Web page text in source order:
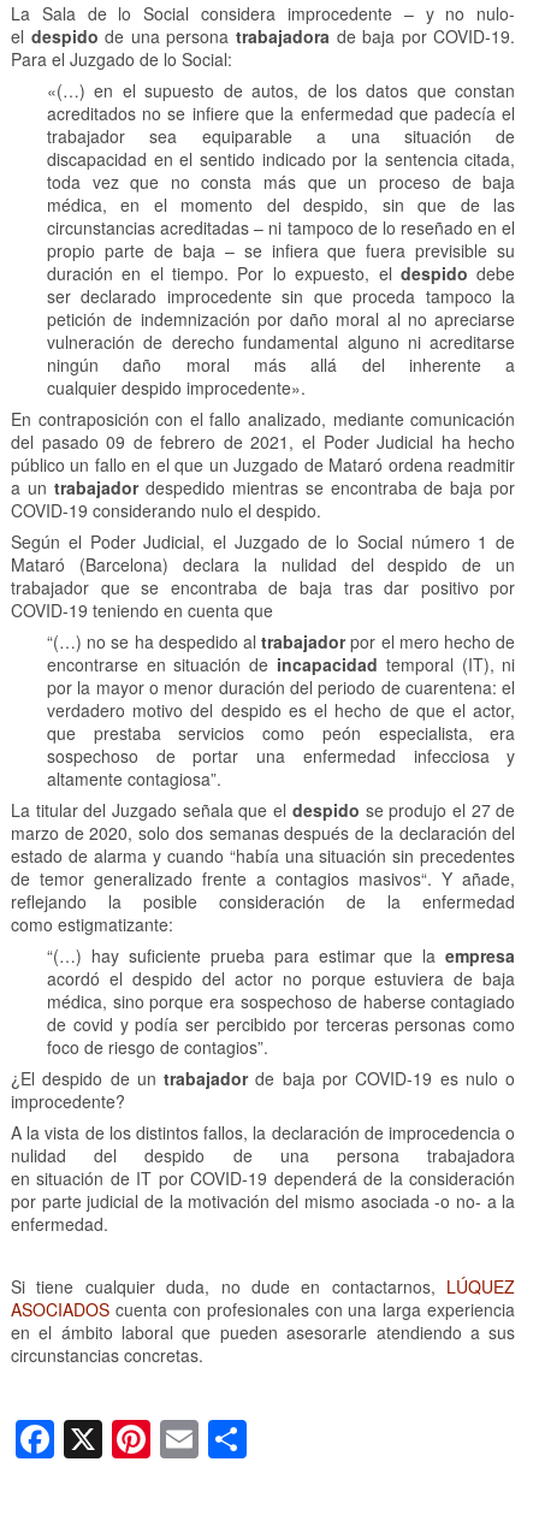
La Sala de lo Social considera improcedente – y no nulo-
el despido de una persona trabajadorade baja por COVID-19.
Para el Juzgado de lo Social:
«(…) en el supuesto de autos, de los datos que constan
acreditados no se infiere que la enfermedad que padecía el
trabajador sea equiparable a una situación de
discapacidad en el sentido indicado por la sentencia citada,
toda vez que no consta más que un proceso de baja
médica, en el momento del despido, sin que de las
circunstancias acreditadas – ni tampoco de lo reseñado en el
propio parte de baja – se infiera que fuera previsible su
duración en el tiempo. Por lo expuesto, el despido debe
ser declarado improcedente sin que proceda tampoco la
petición de indemnización por daño moral al no apreciarse
vulneración de derecho fundamental alguno ni acreditarse
ningún daño moral más allá del inherente a
cualquier despido improcedente».
En contraposición con el fallo analizado, mediante comunicación
del pasado 09 de febrero de 2021, el Poder Judicial ha hecho
público un fallo en el que un Juzgado de Mataró ordena readmitir
a un trabajadordespedido mientras se encontraba de baja por
COVID-19 considerando nulo el despido.
Según el Poder Judicial, el Juzgado de lo Social número 1 de
Mataró (Barcelona) declara la nulidad del despido de un
trabajador que se encontraba de baja tras dar positivo por
COVID-19 teniendo en cuenta que
“(…) no se ha despedido altrabajadorpor el mero hecho de
encontrarse en situación de incapacidad temporal (IT), ni
por la mayor o menor duración del periodo de cuarentena: el
verdadero motivo del despido es el hecho de que el actor,
que prestaba servicios como peón especialista, era
sospechoso de portar una enfermedad infecciosa y
altamente contagiosa”.
La titular del Juzgado señala que el despido se produjo el 27 de
marzo de 2020, solo dos semanas después de la declaración del
estado de alarma y cuando “había una situación sin precedentes
de temor generalizado frente a contagios masivos“. Y añade,
reflejando la posible consideración de la enfermedad
como estigmatizante:
“(…) hay suficiente prueba para estimar que laempresa
acordó el despido del actor no porque estuviera de baja
médica, sino porque era sospechoso de haberse contagiado
de covid y podía ser percibido por terceras personas como
foco de riesgo de contagios”.
¿El despido de untrabajadorde baja por COVID-19 es nulo o
improcedente?
A la vista de los distintos fallos, la declaración de improcedencia o
nulidad del despido de una persona trabajadora
en situación de IT por COVID-19 dependerá de la consideración
por parte judicial de la motivación del mismo asociada -o no- a la
enfermedad.
Si tiene cualquier duda, no dude en contactarnos, LÚQUEZ
ASOCIADOScuenta con profesionales con una larga experiencia
en el ámbito laboral que pueden asesorarle atendiendo a sus
circunstancias concretas.
F
a
X Pi
nt
E
m
C